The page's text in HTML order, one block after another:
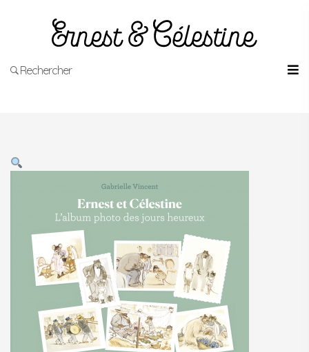
Rechercher